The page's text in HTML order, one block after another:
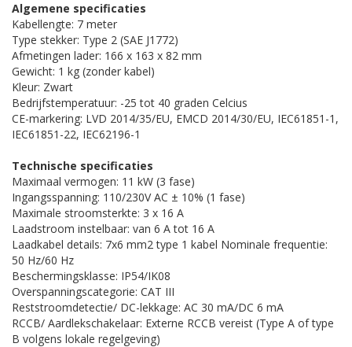
Algemene specificaties
Kabellengte: 7 meter
Type stekker: Type 2 (SAE J1772)
Afmetingen lader: 166 x 163 x 82 mm
Gewicht: 1 kg (zonder kabel)
Kleur: Zwart
Bedrijfstemperatuur: -25 tot 40 graden Celcius
CE-markering: LVD 2014/35/EU, EMCD 2014/30/EU, IEC61851-1,
IEC61851-22, IEC62196-1
Technische specificaties
Maximaal vermogen: 11 kW (3 fase)
Ingangsspanning: 110/230V AC ± 10% (1 fase)
Maximale stroomsterkte: 3 x 16 A
Laadstroom instelbaar: van 6 A tot 16 A
Laadkabel details: 7x6 mm2 type 1 kabel Nominale frequentie:
50 Hz/60 Hz
Beschermingsklasse: IP54/IK08
Overspanningscategorie: CAT III
Reststroomdetectie/ DC-lekkage: AC 30 mA/DC 6 mA
RCCB/ Aardlekschakelaar: Externe RCCB vereist (Type A of type
B volgens lokale regelgeving)